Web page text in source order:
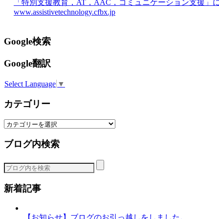
「特別支援教育，AT，AAC，コミュニケーション支援」
www.assistivetechnology.cfbx.jp
Google検索
Google翻訳
Select Language ▼
カテゴリー
カ
ゴ
ー
ブログ内検索
新着記事